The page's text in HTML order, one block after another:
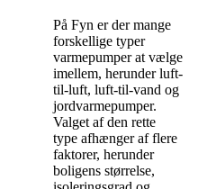
På Fyn er der mange
forskellige typer
varmepumper at vælge
imellem, herunder luft-
til-luft, luft-til-vand og
jordvarmepumper.
Valget af den rette
type afhænger af flere
faktorer, herunder
boligens størrelse,